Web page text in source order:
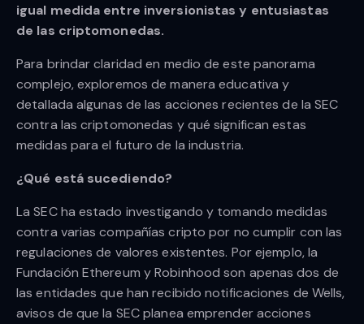
igual medida entre inversionistas y entusiastas
de las criptomonedas.
Para brindar claridad en medio de este panorama
complejo, exploremos de manera educativa y
detallada algunas de las acciones recientes de la SEC
contra las criptomonedas y qué significan estas
medidas para el futuro de la industria.
¿Qué está sucediendo?
La SEC ha estado investigando y tomando medidas
contra varias compañías cripto por no cumplir con las
regulaciones de valores existentes. Por ejemplo, la
Fundación Ethereum y Robinhood son apenas dos de
las entidades que han recibido notificaciones de Wells,
avisos de que la SEC planea emprender acciones